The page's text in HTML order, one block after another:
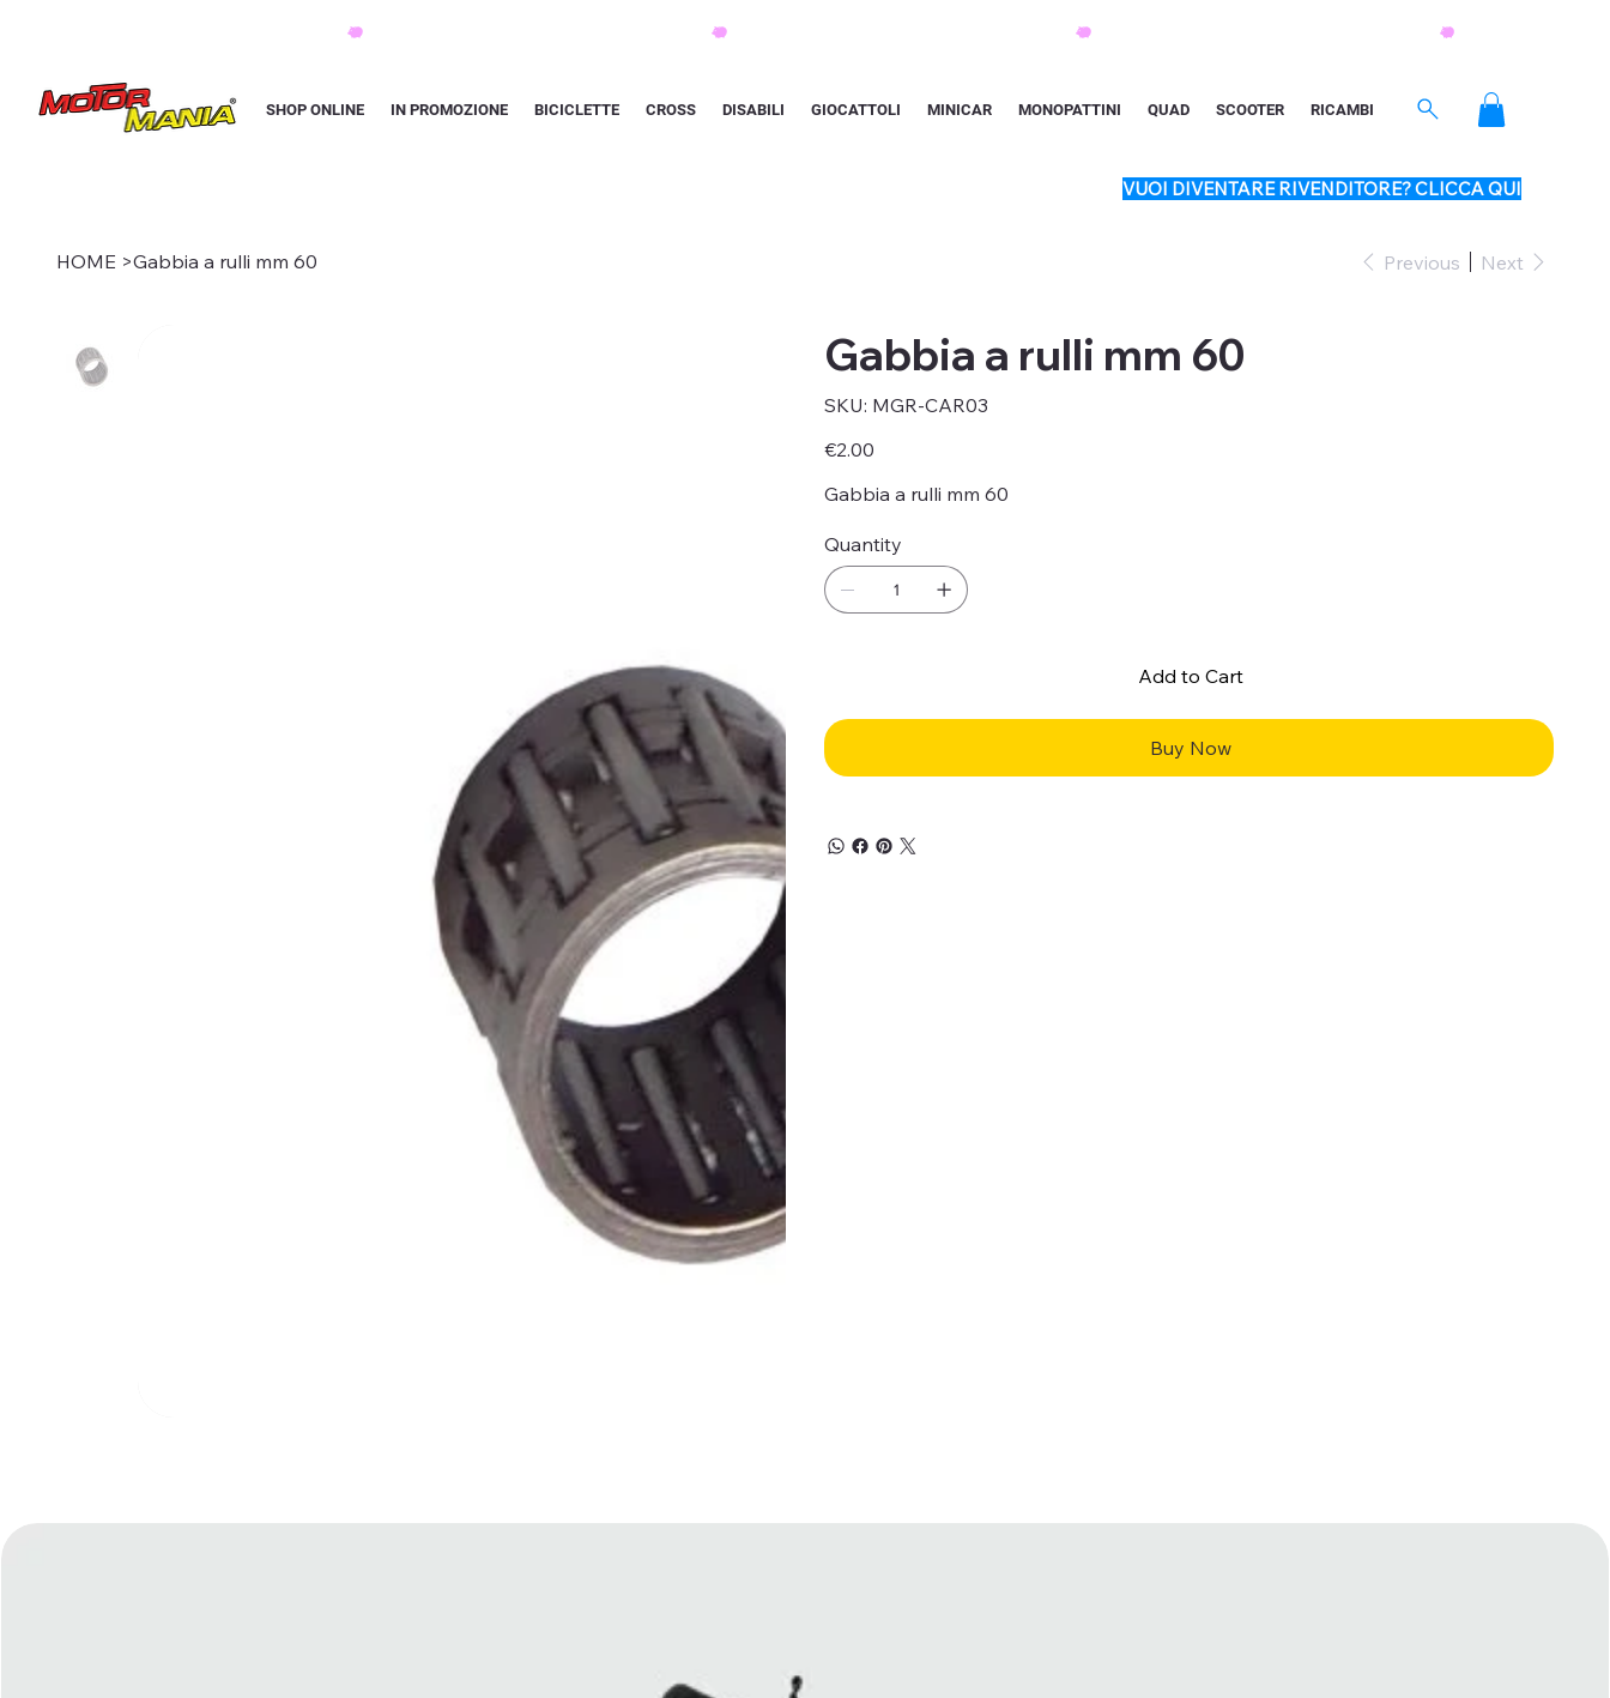
SHOP ONLINE IN PROMOZIONE BICICLETTE CROSS DISABILI GIOCATTOLI MINICAR MONOPATTINI QUAD SCOOTER RICAMBI
VUOI DIVENTARE RIVENDITORE? CLICCA QUI
HOME >Gabbia a rulli mm 60 Previous Next
Gabbia a rulli mm 60
SKU: SKU
MGR-
MGR-CAR03
Price
€2.00
Gabbia a rulli mm 60
Quantity
Add to Cart
Buy Now